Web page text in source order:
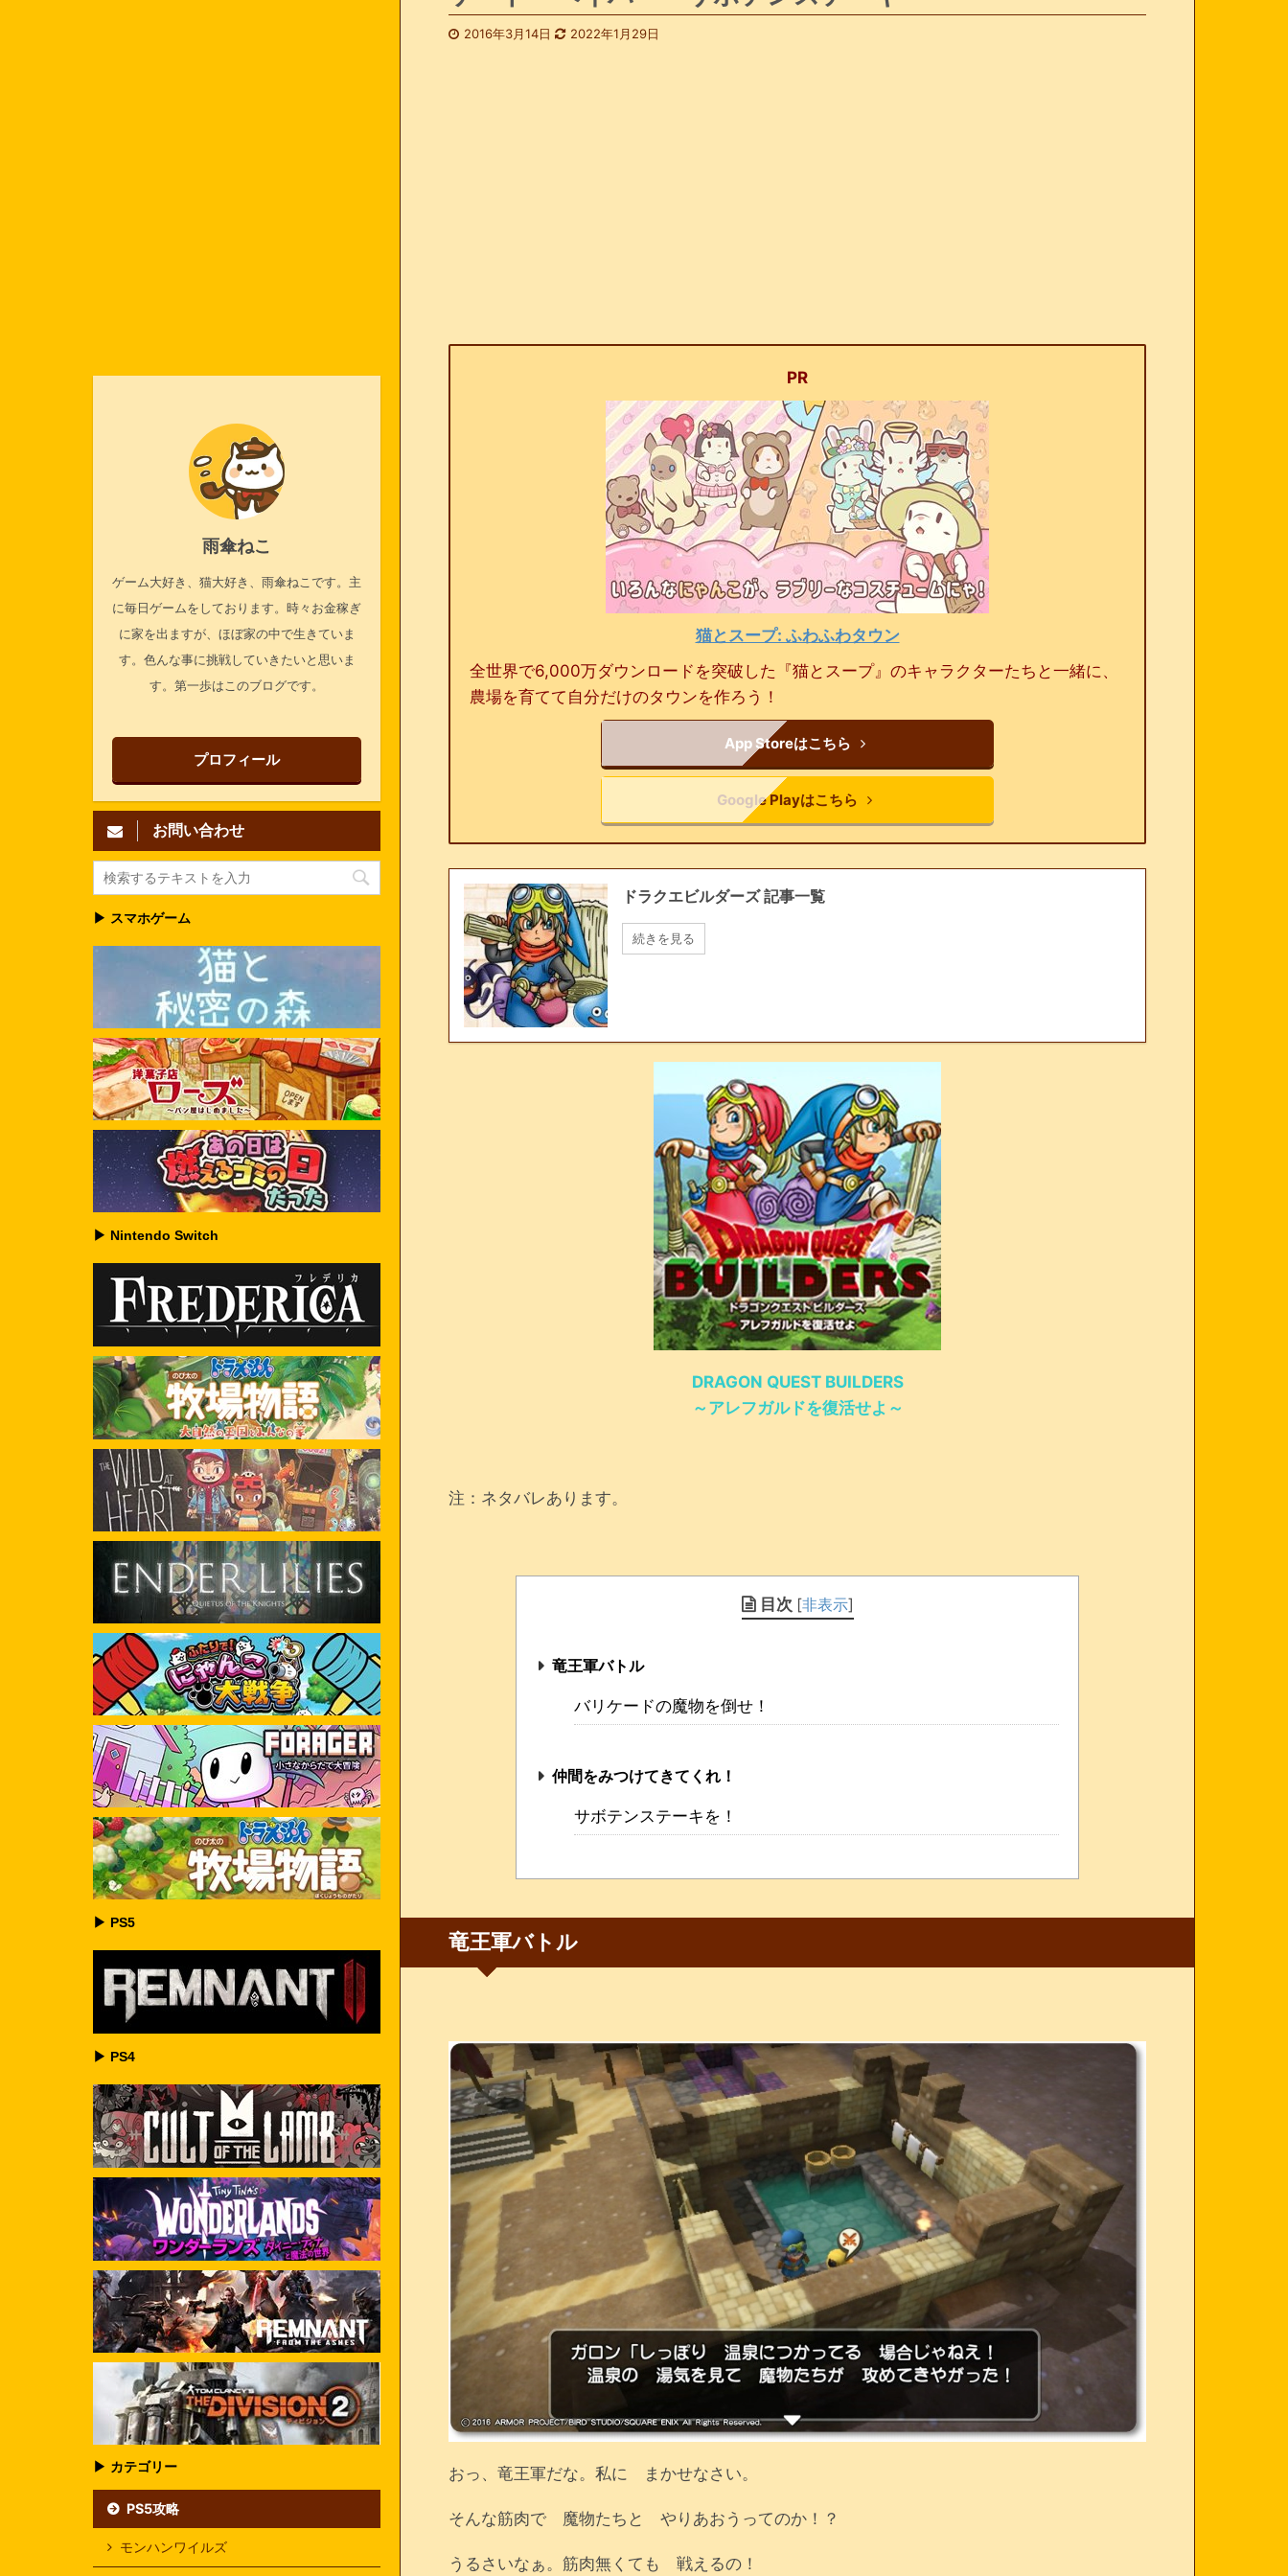
2016年3月14日 2022年1月29日
PR
猫とスープ: ふわふわタウン
全世界で6,000万ダウンロードを突破した『猫とスープ』のキャラクターたちと一緒に、
農場を育てて自分だけのタウンを作ろう！
App Storeはこちら
Google Playはこちら
ドラクエビルダーズ 記事一覧
続きを見る
DRAGON QUEST BUILDERS
～アレフガルドを復活せよ～
注：ネタバレあります。
目次 [非表示]
竜王軍バトル
バリケードの魔物を倒せ！
仲間をみつけてきてくれ！
サボテンステーキを！
竜王軍バトル
おっ、竜王軍だな。私に まかせなさい。
そんな筋肉で 魔物たちと やりあおうってのか！？
うるさいなぁ。筋肉無くても 戦えるの！
雨傘ねこ
ゲーム大好き、猫大好き、雨傘ねこです。主
に毎日ゲームをしております。時々お金稼ぎ
に家を出ますが、ほぼ家の中で生きていま
す。色んな事に挑戦していきたいと思いま
す。第一歩はこのブログです。
プロフィール
お問い合わせ
▶ スマホゲーム
▶ Nintendo Switch
▶ PS5
▶ PS4
▶ カテゴリー
PS5攻略
モンハンワイルズ